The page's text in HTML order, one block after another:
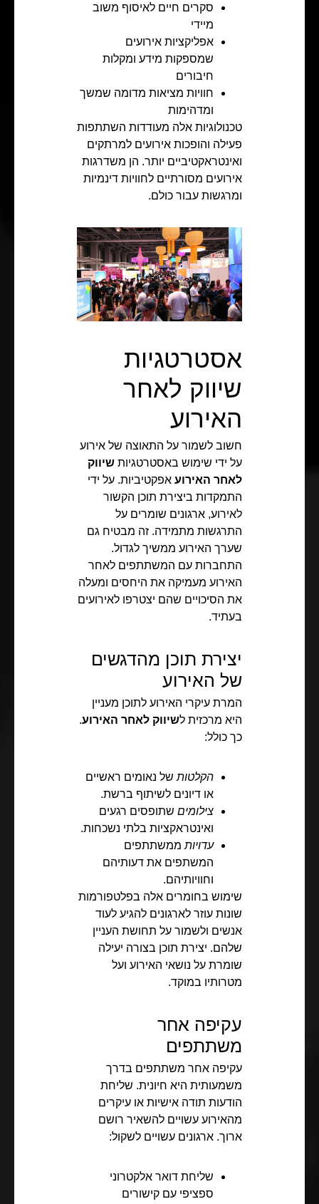
סקרים חיים לאיסוף משוב
מיידי
אפליקציות אירועים
שמספקות מידע ומקלות
חיבורים
חוויות מציאות מדומה שמשך
ומדהימות
טכנולוגיות אלה מעודדות השתתפות
פעילה והופכות אירועים למרתקים
ואינטראקטיביים יותר. הן משדרגות
אירועים מסורתיים לחוויות דינמיות
ומרגשות עבור כולם.
אסטרטגיות
שיווק לאחר
האירוע
חשוב לשמור על התאוצה של אירוע
על ידי שימוש באסטרטגיות שיווק
לאחר האירוע אפקטיביות. על ידי
התמקדות ביצירת תוכן הקשור
לאירוע, ארגונים שומרים על
התרגשות מתמידה. זה מבטיח גם
שערך האירוע ממשיך לגדול.
התחברות עם המשתתפים לאחר
האירוע מעמיקה את היחסים ומעלה
את הסיכויים שהם יצטרפו לאירועים
בעתיד.
יצירת תוכן מהדגשים
של האירוע
המרת עיקרי האירוע לתוכן מעניין
היא מרכזית לשיווק לאחר האירוע.
כך כולל:
הקלטות של נאומים ראשיים
או דיונים לשיתוף ברשת.
צילומים שתופסים רגעים
ואינטראקציות בלתי נשכחות.
עדויות ממשתתפים
המשתפים את דעותיהם
וחוויותיהם.
שימוש בחומרים אלה בפלטפורמות
שונות עוזר לארגונים להגיע לעוד
אנשים ולשמור על תחושת העניין
שלהם. יצירת תוכן בצורה יעילה
שומרת על נושאי האירוע ועל
מטרותיו במוקד.
עקיפה אחר
משתתפים
עקיפה אחר משתתפים בדרך
משמעותית היא חיונית. שליחת
הודעות תודה אישיות או עיקרים
מהאירוע עשויים להשאיר רושם
ארוך. ארגונים עשויים לשקול:
שליחת דואר אלקטרוני
ספציפי עם קישורים